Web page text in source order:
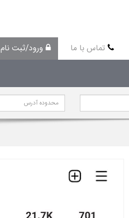
تماس با ما ورود/ثبت نام